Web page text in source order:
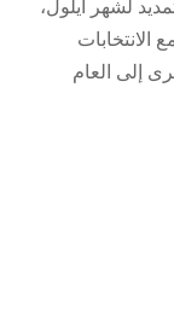
لشهر أيلول،
الانتخابات
إلى العام